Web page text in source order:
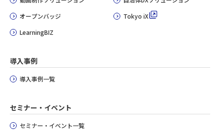
オープンバッジ
LearningBIZ
Tokyo iX
導入事例
導入事例一覧
セミナー・イベント
セミナー・イベント一覧